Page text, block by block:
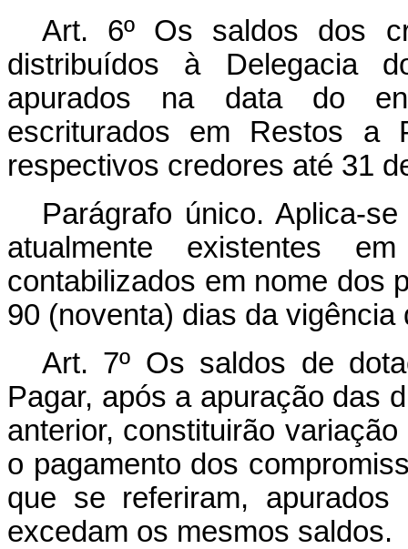
Art. 6º Os saldos dos
distribuídos à Delegacia
apurados na data do
escriturados em Restos a
respectivos credores até 31
Parágrafo único. Aplica-
atualmente existentes
contabilizados em nome dos
90 (noventa) dias da vigência
Art. 7º Os saldos de
Pagar, após a apuração das
anterior, constituirão
o pagamento dos
que se referiram,
excedam os mesmos saldos.